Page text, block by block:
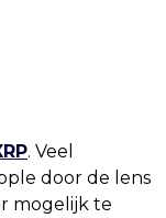
. Veel
door de lens
mogelijk te